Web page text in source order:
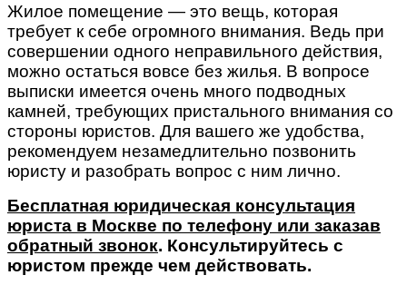
Жилое помещение — это вещь, которая
требует к себе огромного внимания. Ведь при
совершении одного неправильного действия,
можно остаться вовсе без жилья. В вопросе
выписки имеется очень много подводных
камней, требующих пристального внимания со
стороны юристов. Для вашего же удобства,
рекомендуем незамедлительно позвонить
юристу и разобрать вопрос с ним лично.
Бесплатная юридическая консультация
юриста в Москве по телефону или заказав
обратный звонок. Консультируйтесь с
юристом прежде чем действовать.